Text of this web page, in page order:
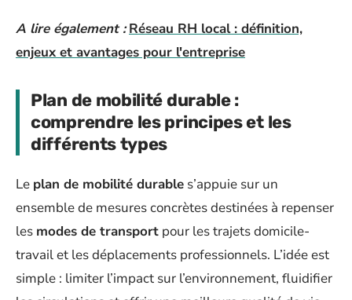
A lire également : Réseau RH local : définition,
enjeux et avantages pour l'entreprise
Plan de mobilité durable :
comprendre les principes et les
différents types
Le plan de mobilité durable s’appuie sur un
ensemble de mesures concrètes destinées à repenser
les modes de transport pour les trajets domicile-
travail et les déplacements professionnels. L’idée est
simple : limiter l’impact sur l’environnement, fluidifier